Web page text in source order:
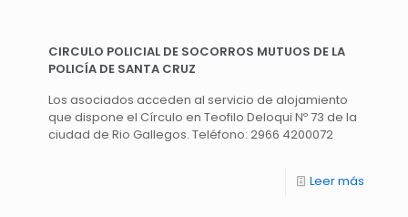
CIRCULO POLICIAL DE SOCORROS MUTUOS DE LA
POLICÍA DE SANTA CRUZ
Los asociados acceden al servicio de alojamiento
que dispone el Círculo en Teofilo Deloqui Nº 73 de la
ciudad de Rio Gallegos. Teléfono: 2966 4200072
Leer más